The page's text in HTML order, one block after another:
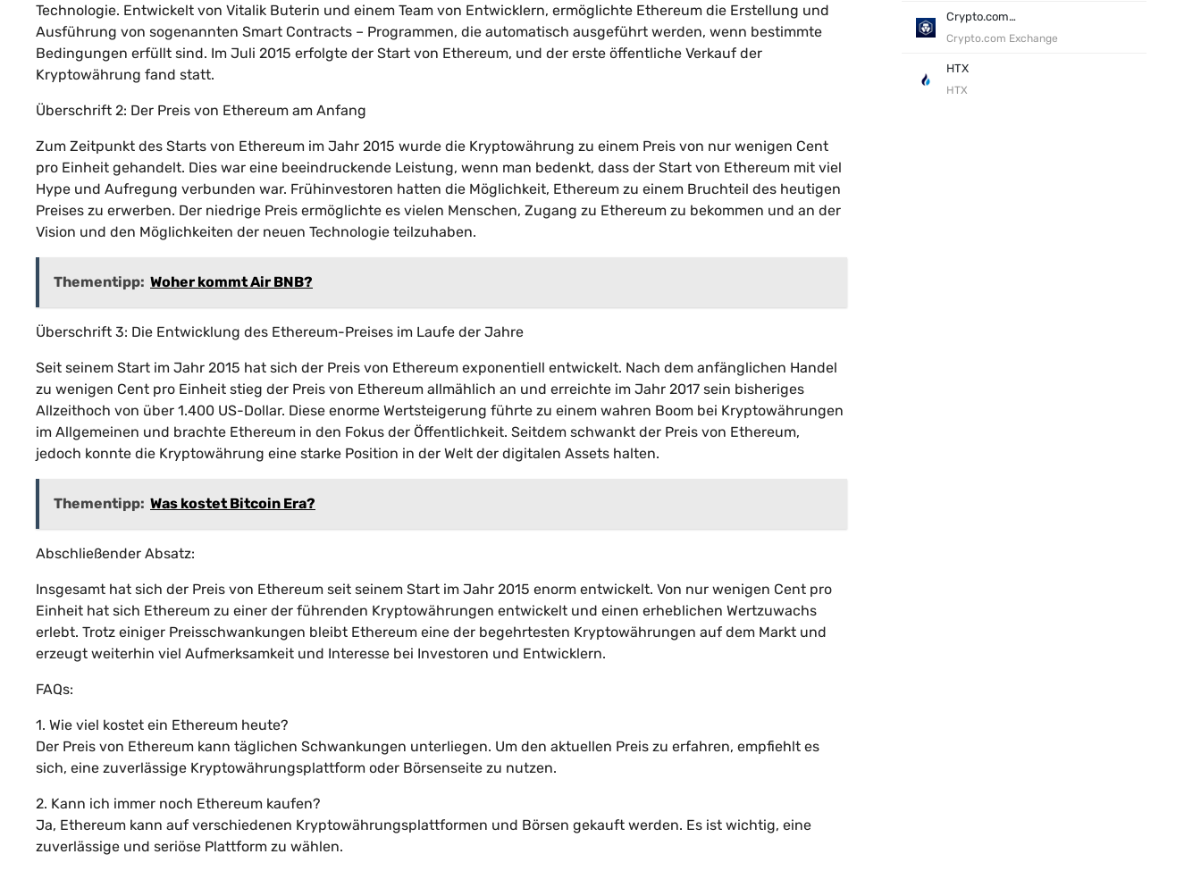
Technologie. Entwickelt von Vitalik Buterin und einem Team von Entwicklern, ermöglichte Ethereum die Erstellung und
Ausführung von sogenannten Smart Contracts – Programmen, die automatisch ausgeführt werden, wenn bestimmte
Bedingungen erfüllt sind. Im Juli 2015 erfolgte der Start von Ethereum, und der erste öffentliche Verkauf der
Kryptowährung fand statt.
Überschrift 2: Der Preis von Ethereum am Anfang
Zum Zeitpunkt des Starts von Ethereum im Jahr 2015 wurde die Kryptowährung zu einem Preis von nur wenigen Cent
pro Einheit gehandelt. Dies war eine beeindruckende Leistung, wenn man bedenkt, dass der Start von Ethereum mit viel
Hype und Aufregung verbunden war. Frühinvestoren hatten die Möglichkeit, Ethereum zu einem Bruchteil des heutigen
Preises zu erwerben. Der niedrige Preis ermöglichte es vielen Menschen, Zugang zu Ethereum zu bekommen und an der
Vision und den Möglichkeiten der neuen Technologie teilzuhaben.
Thementipp: Woher kommt Air BNB?
Überschrift 3: Die Entwicklung des Ethereum-Preises im Laufe der Jahre
Seit seinem Start im Jahr 2015 hat sich der Preis von Ethereum exponentiell entwickelt. Nach dem anfänglichen Handel
zu wenigen Cent pro Einheit stieg der Preis von Ethereum allmählich an und erreichte im Jahr 2017 sein bisheriges
Allzeithoch von über 1.400 US-Dollar. Diese enorme Wertsteigerung führte zu einem wahren Boom bei Kryptowährungen
im Allgemeinen und brachte Ethereum in den Fokus der Öffentlichkeit. Seitdem schwankt der Preis von Ethereum,
jedoch konnte die Kryptowährung eine starke Position in der Welt der digitalen Assets halten.
Thementipp: Was kostet Bitcoin Era?
Abschließender Absatz:
Insgesamt hat sich der Preis von Ethereum seit seinem Start im Jahr 2015 enorm entwickelt. Von nur wenigen Cent pro
Einheit hat sich Ethereum zu einer der führenden Kryptowährungen entwickelt und einen erheblichen Wertzuwachs
erlebt. Trotz einiger Preisschwankungen bleibt Ethereum eine der begehrtesten Kryptowährungen auf dem Markt und
erzeugt weiterhin viel Aufmerksamkeit und Interesse bei Investoren und Entwicklern.
FAQs:
1. Wie viel kostet ein Ethereum heute?
Der Preis von Ethereum kann täglichen Schwankungen unterliegen. Um den aktuellen Preis zu erfahren, empfiehlt es
sich, eine zuverlässige Kryptowährungsplattform oder Börsenseite zu nutzen.
2. Kann ich immer noch Ethereum kaufen?
Ja, Ethereum kann auf verschiedenen Kryptowährungsplattformen und Börsen gekauft werden. Es ist wichtig, eine
zuverlässige und seriöse Plattform zu wählen.
Crypto.com Exchange
Crypto.com Exchange
HTX
HTX